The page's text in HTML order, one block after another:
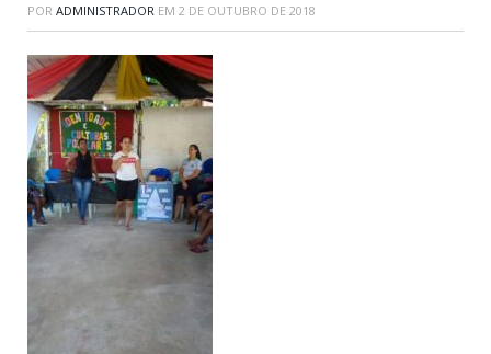
POR ADMINISTRADOR EM 2 DE OUTUBRO DE 2018